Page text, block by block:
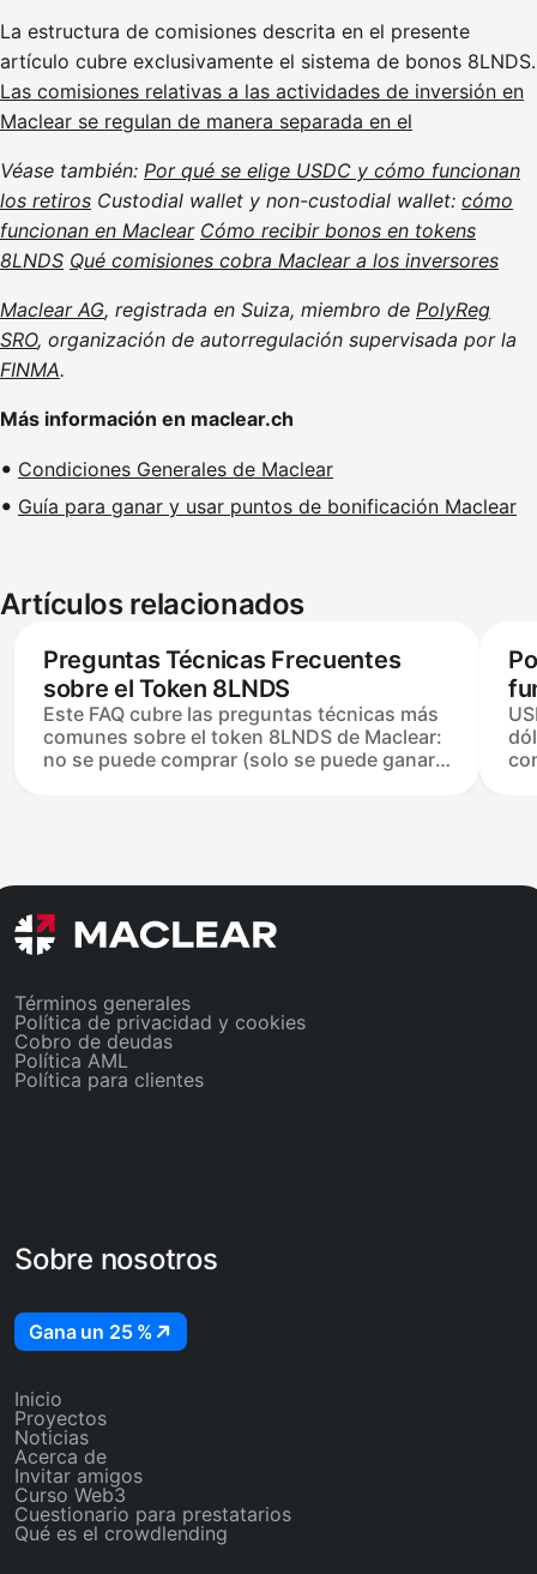
La estructura de comisiones descrita en el presente
artículo cubre exclusivamente el sistema de bonos 8LNDS.
Las comisiones relativas a las actividades de inversión en
Maclear se regulan de manera separada en el
Véase también: Por qué se elige USDC y cómo funcionan
los retiros Custodial wallet y non-custodial wallet: cómo
funcionan en Maclear Cómo recibir bonos en tokens
8LNDS Qué comisiones cobra Maclear a los inversores
Maclear AG, registrada en Suiza, miembro de PolyReg
SRO, organización de autorregulación supervisada por la
FINMA.
Más información en maclear.ch
Condiciones Generales de Maclear
Guía para ganar y usar puntos de bonificación Maclear
Artículos relacionados
Preguntas Técnicas Frecuentes
sobre el Token 8LNDS
Este FAQ cubre las preguntas técnicas más
comunes sobre el token 8LNDS de Maclear:
no se puede comprar (solo se puede ganar a
8LNDS, suministro de 100M), verificable en
BaseScan y CoinMarketCap.
Términos generales
Política de privacidad y cookies
Cobro de deudas
Política AML
Política para clientes
Sobre nosotros
Gana un 25 %
Inicio
Proyectos
Noticias
Acerca de
Invitar amigos
Curso Web3
Cuestionario para prestatarios
Qué es el crowdlending